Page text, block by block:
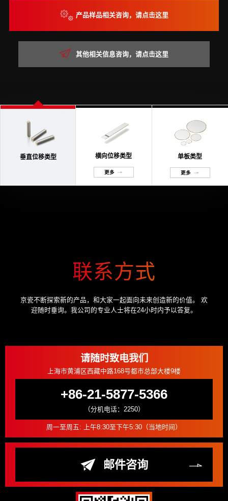
产品样品相关咨询，请点击这里
其他相关信息咨询，请点击这里
垂直位移类型 横向位移类型
更多
单板类型
更多
联系方式
京瓷不断探索新的产品，和大家一起面向未来创造新的价值。 欢
迎随时垂询。我公司的专业人士将在24小时内予以答复。
请随时致电我们
上海市黄浦区西藏中路168号都市总部大楼9楼
+86-21-5877-5366
（分机电话：2250）
周一至周五: 上午8:30至下午5:30（当地时间）
邮件咨询